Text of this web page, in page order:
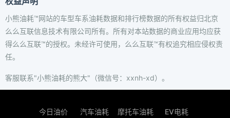
小熊油耗™网站的车型车系油耗数据和排行榜数据的所有权益归北京
么么互联信息技术有限公司所有。所有对本站数据的商业应用均应获
得么么互联™的授权。未经许可使用，么么互联™有权追究相应侵权责
任。
客服联系"小熊油耗的熊大"（微信号：xxnh-xd）。
今日油价 汽车油耗 摩托车油耗 EV电耗